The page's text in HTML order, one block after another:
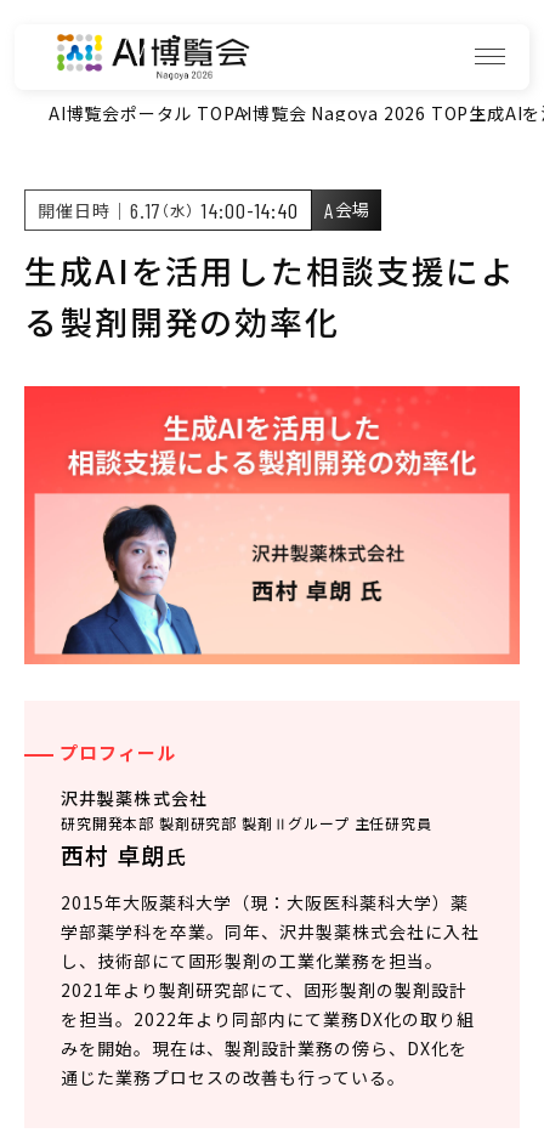
AI博覧会ポータル TOPAI博覧会 Nagoya 2026 TOP生成AI
開催日時｜ 6.17（水）14:00-14:40 A会場
生成AIを活用した相談支援によ
る製剤開発の効率化
プロフィール
沢井製薬株式会社
研究開発本部 製剤研究部 製剤Ⅱグループ 主任研究員
西村 卓朗氏
2015年大阪薬科大学（現：大阪医科薬科大学）薬
学部薬学科を卒業。同年、沢井製薬株式会社に入社
し、技術部にて固形製剤の工業化業務を担当。
2021年より製剤研究部にて、固形製剤の製剤設計
を担当。2022年より同部内にて業務DX化の取り組
みを開始。現在は、製剤設計業務の傍ら、DX化を
通じた業務プロセスの改善も行っている。